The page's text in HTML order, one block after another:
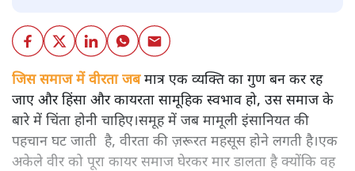
जिस समाज में वीरता जबमात्र एक व्यक्ति का गुण बन कर रह
जाए और हिंसा और कायरता सामूहिक स्वभाव हो, उस समाज के
बारे में चिंता होनी चाहिए।समूह में जब मामूली इंसानियत की
पहचान घट जाती है, वीरता की ज़रूरत महसूस होने लगती है।एक
अकेले वीर को पूरा कायर समाज घेरकर मार डालता है क्योंकि वह